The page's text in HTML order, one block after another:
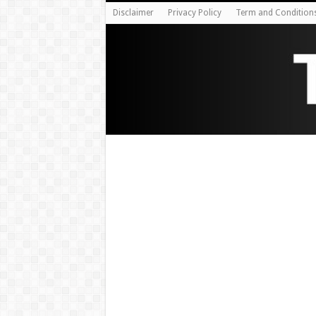
Disclaimer Privacy Policy Term and